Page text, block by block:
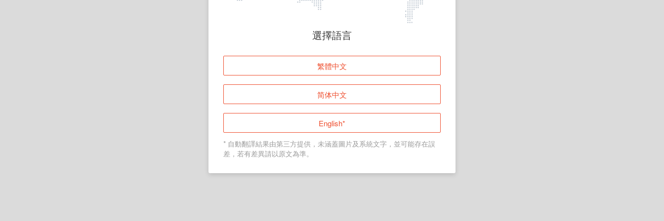
頁面無法顯示
登入
返回首頁
選擇語言
繁體中文
简体中文
English*
* 自動翻譯結果由第三方提供，未涵蓋圖片及系統文字，並可能存在誤
差，若有差異請以原文為準。